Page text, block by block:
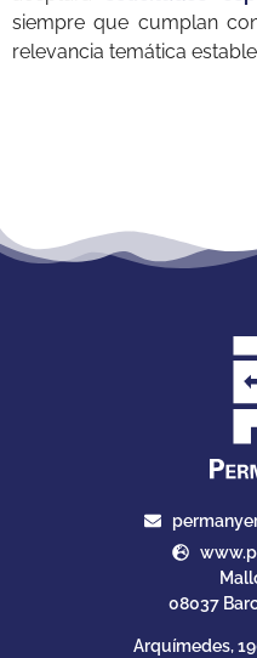
siempre que cumplan
relevancia temática
08037
Arquímedes,